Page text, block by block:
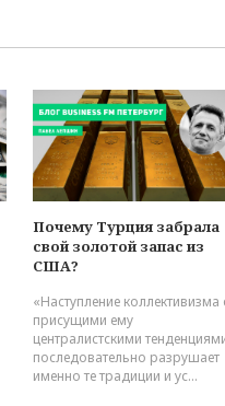
Почему Турция забрала
свой золотой запас из
США?
«Наступление коллективизма
присущими ему
централистскими
последовательно разрушает
именно те традиции и ус...